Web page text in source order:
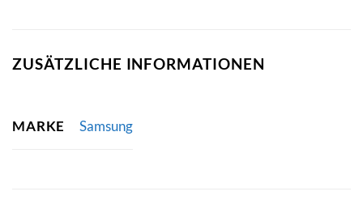
ZUSÄTZLICHE INFORMATIONEN
MARKE Samsung